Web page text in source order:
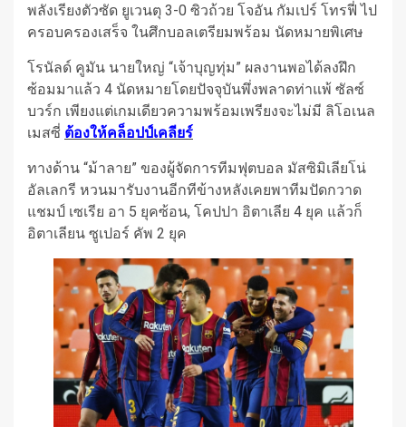
พลังเรียงตัวซัด ยูเวนตุ 3-0 ซิวถ้วย โจอัน กัมเปร์ โทรฟี่ ไป
ครอบครองเสร็จ ในศึกบอลเตรียมพร้อม นัดหมายพิเศษ
โรนัลด์ คูมัน นายใหญ่ “เจ้าบุญทุ่ม” ผลงานพอได้ลงฝึก
ซ้อมมาแล้ว 4 นัดหมายโดยปัจจุบันพึ่งพลาดท่าแพ้ ซัลซ์
บวร์ก เพียงแต่เกมเดียวความพร้อมเพรียงจะไม่มี ลิโอเนล
เมสซี่ ต้องให้คล็อปป์เคลียร์
ทางด้าน “ม้าลาย” ของผู้จัดการทีมฟุตบอล มัสซิมิเลียโน่
อัลเลกรี หวนมารับงานอีกทีข้างหลังเคยพาทีมปัดกวาด
แชมป์ เซเรีย อา 5 ยุคซ้อน, โคปปา อิตาเลีย 4 ยุค แล้วก็
อิตาเลียน ซูเปอร์ คัพ 2 ยุค